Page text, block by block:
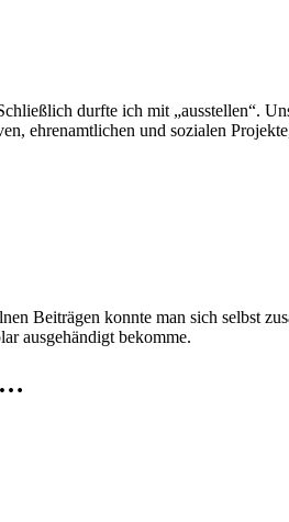
durfte ich mit „ausstellen“.
ehrenamtlichen und sozialen
Beiträgen konnte man sich selbst
ausgehändigt bekomme.